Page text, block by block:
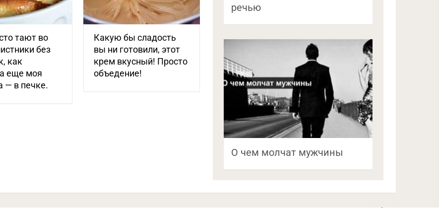
тают во
без
как
еще моя
— в печке.
Какую бы сладость
вы ни готовили, этот
крем вкусный! Просто
объедение!
речью
О чем молчат мужчины